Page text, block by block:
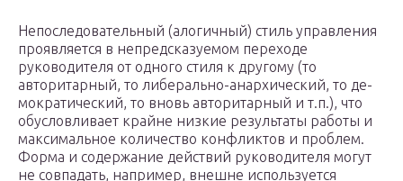
Непоследовательный (алогичный) стиль управления
проявляет­ся в непредсказуемом переходе
руководителя от одного стиля к другому (то
авторитарный, то либерально-анархический, то де­
мократический, то вновь авторитарный и т.п.), что
обусловлива­ет крайне низкие результаты работы и
максимальное количество конфликтов и проблем.
Форма и содержание действий руководи­теля могут
не совпадать, например, внешне используется